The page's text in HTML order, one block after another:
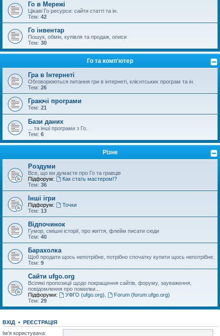
Го в Мережі
Цікаві Го ресурси: сайти статті та ін.
Тем: 42
Го інвентар
Пошук, обмін, купівля та продаж, описи
Тем: 30
Го та комп'ютер
Гра в Інтернеті
Обговорюються питання гри в інтернеті, клієнтських програм та ін.
Тем: 26
Граючі програми
Тем: 21
Бази даних
... та інші програми з Го.
Тем: 6
Різне
Роздуми
Все, що ви думаєте про Го та гравців
Підфорум:
Как стать мастером!?
Тем: 36
Інші ігри
Підфорум:
Точки
Тем: 13
Відпочинок
Гумор, смішні історії, про життя, флейм писати сюди
Тем: 40
Барахолка
Щоб продати щось непотрібне, потрібно спочатку купити щось непотрібне.
Тем: 9
Сайти ufgo.org
Всілякі пропозиції щодо покращення сайтів, форуму, зауваження,
повідомлення про помилки...
Підфоруми:
УФГО (ufgo.org)
Forum (forum.ufgo.org)
Тем: 29
ВХІД • РЕЄСТРАЦІЯ
Ім'я користувача: